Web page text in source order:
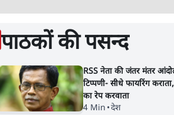
पाठकों की पसन्द
RSS नेता की जंतर मंतर
टिप्पणी- सीधे फायरिंग
का रेप करवाता
4 Min •देश